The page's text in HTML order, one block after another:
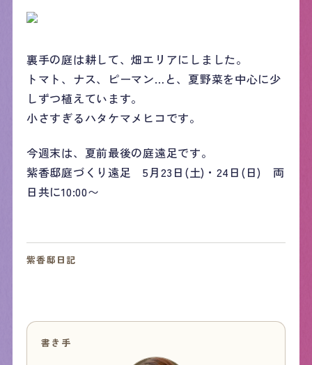
裏手の庭は耕して、畑エリアにしました。
トマト、ナス、ピーマン…と、夏野菜を中心に少
しずつ植えています。
小さすぎるハタケマメヒコです。
今週末は、夏前最後の庭遠足です。
紫香邸庭づくり遠足 5月23日(土)・24日(日) 両
日共に10:00〜
紫香邸日記
書き手